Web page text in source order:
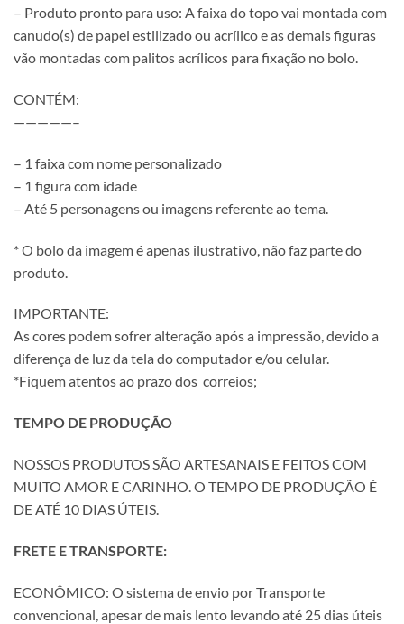
– Produto pronto para uso: A faixa do topo vai montada com
canudo(s) de papel estilizado ou acrílico e as demais figuras
vão montadas com palitos acrílicos para fixação no bolo.
CONTÉM:
—————–
– 1 faixa com nome personalizado
– 1 figura com idade
– Até 5 personagens ou imagens referente ao tema.
* O bolo da imagem é apenas ilustrativo, não faz parte do
produto.
IMPORTANTE:
As cores podem sofrer alteração após a impressão, devido a
diferença de luz da tela do computador e/ou celular.
*Fiquem atentos ao prazo dos correios;
TEMPO DE PRODUÇÃO
NOSSOS PRODUTOS SÃO ARTESANAIS E FEITOS COM
MUITO AMOR E CARINHO. O TEMPO DE PRODUÇÃO É
DE ATÉ 10 DIAS ÚTEIS.
FRETE E TRANSPORTE:
ECONÔMICO: O sistema de envio por Transporte
convencional, apesar de mais lento levando até 25 dias úteis